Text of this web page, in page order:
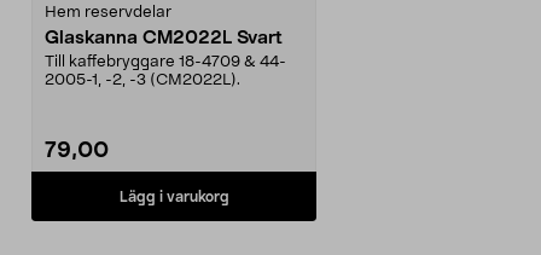
Hem reservdelar
Glaskanna CM2022L Svart
Till kaffebryggare 18-4709 & 44-
2005-1, -2, -3 (CM2022L).
79,00
Lägg i varukorg